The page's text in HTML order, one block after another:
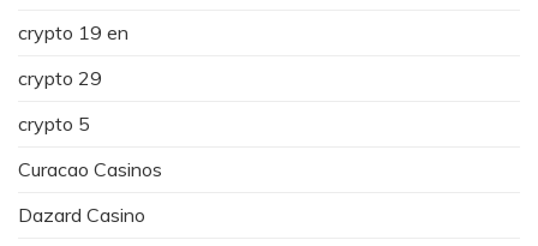
crypto 19 en
crypto 29
crypto 5
Curacao Casinos
Dazard Casino